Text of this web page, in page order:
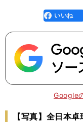
faceboo
k
いいね
Google
【写真】全日本